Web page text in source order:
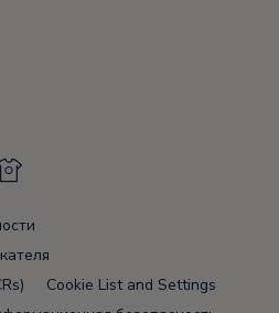
N
w
s
Cookie List and Settings